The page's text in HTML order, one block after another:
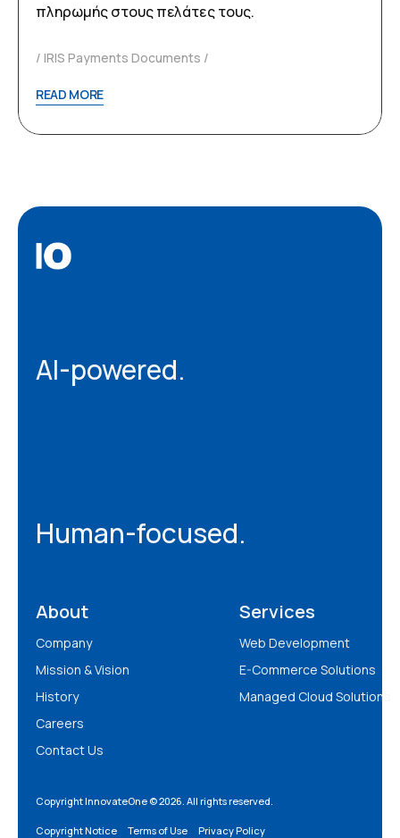
πληρωμής στους πελάτες τους.
IRIS Payments Documents
READ MORE
AI-powered.
Human-focused.
About
Company
Mission & Vision
History
Careers
Contact Us
Services
Web Development
E-Commerce Solutions
Managed Cloud Solutions
Copyright InnovateOne © 2026. All rights reserved.
Copyright Notice Terms of Use Privacy Policy